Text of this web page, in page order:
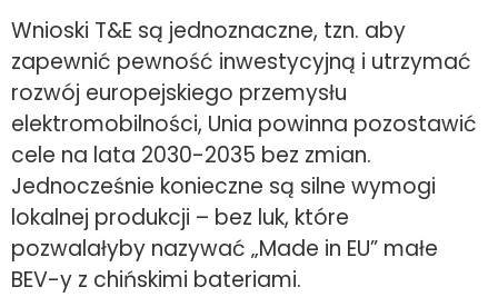
Wnioski T&E są jednoznaczne, tzn. aby
zapewnić pewność inwestycyjną i utrzymać
rozwój europejskiego przemysłu
elektromobilności, Unia powinna pozostawić
cele na lata 2030-2035 bez zmian.
Jednocześnie konieczne są silne wymogi
lokalnej produkcji – bez luk, które
pozwalałyby nazywać „Made in EU” małe
BEV-y z chińskimi bateriami.